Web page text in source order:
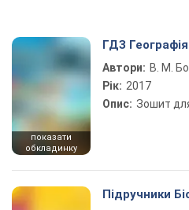
показати
обкладинку
ГДЗ
Автори: В. М.
Рік: 2017
Опис: Зошит
Підручники